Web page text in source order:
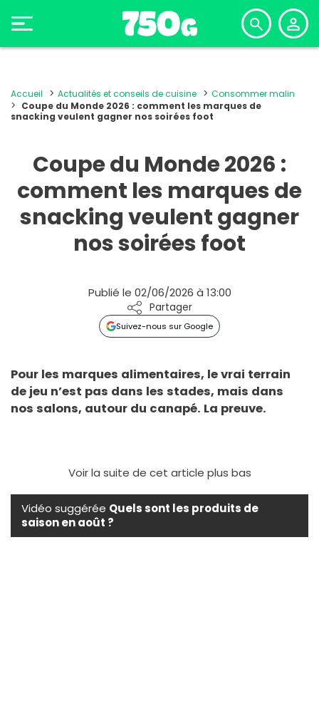
Accueil Actualités et conseils de cuisine
Consommer malin
Coupe du Monde 2026 : comment les marques de
snacking veulent gagner nos soirées foot
Coupe du Monde 2026 :
comment les marques de
snacking veulent gagner
nos soirées foot
Publié le 02/06/2026 à 13:00
Partager
Suivez-nous sur Google
Pour les marques alimentaires, le vrai terrain
de jeu n’est pas dans les stades, mais dans
nos salons, autour du canapé. La preuve.
Voir la suite de cet article plus bas
Vidéo suggérée Quels sont les produits de
saison en août ?